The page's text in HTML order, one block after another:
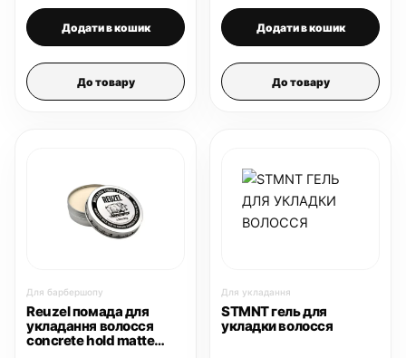
Додати в кошик
До товару
Додати в кошик
До товару
Для барбершопу
Reuzel помада для
укладання волосся
concrete hold matte
Для укладання
STMNT гель для
укладки волосся